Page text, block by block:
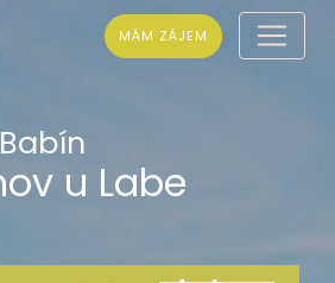
MÁM ZÁJEM
u Labe